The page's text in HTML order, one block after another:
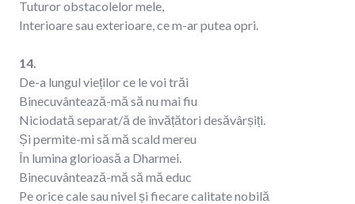
Tuturor obstacolelor mele,
Interioare sau exterioare, ce m-ar putea opri.
14.
De-a lungul vieților ce le voi trăi
Binecuvântează-mă să nu mai fiu
Niciodată separat/ă de învățători desăvârșiți.
Și permite-mi să mă scald mereu
În lumina glorioasă a Dharmei.
Binecuvântează-mă să mă educ
Pe orice cale sau nivel și fiecare calitate nobilă